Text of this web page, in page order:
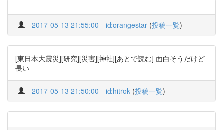
2017-05-13 21:55:00 id:orangestar (投稿一覧)
[東日本大震災][研究][災害][神社][あとで読む] 面白そうだけど
長い
2017-05-13 21:50:00 id:hitrok (投稿一覧)